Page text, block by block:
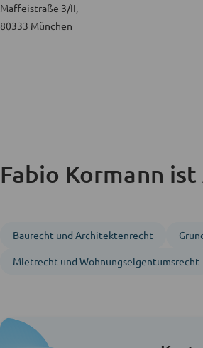
Maffeistraße 3/II,
80333 München
Fabio Kormann
Baurecht und Architektenrecht
Mietrecht und Wohnungs­eigentumsrecht